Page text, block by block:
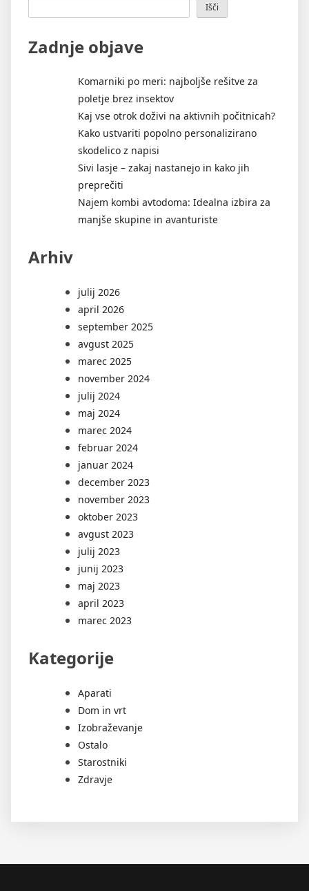
vaši
Išči
Zadnje objave
Komarniki po meri: najboljše rešitve za
poletje brez insektov
Kaj vse otrok doživi na aktivnih počitnicah?
Kako ustvariti popolno personalizirano
skodelico z napisi
Sivi lasje – zakaj nastanejo in kako jih
preprečiti
Najem kombi avtodoma: Idealna izbira za
manjše skupine in avanturiste
Arhiv
julij 2026
april 2026
september 2025
avgust 2025
marec 2025
november 2024
julij 2024
maj 2024
marec 2024
februar 2024
januar 2024
december 2023
november 2023
oktober 2023
avgust 2023
julij 2023
junij 2023
maj 2023
april 2023
marec 2023
Kategorije
Aparati
Dom in vrt
Izobraževanje
Ostalo
Starostniki
Zdravje